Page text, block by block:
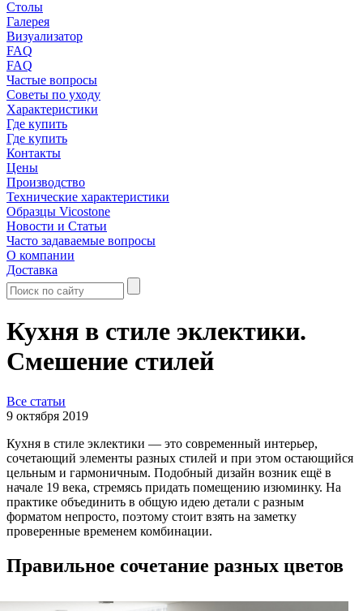
Столы
Галерея
Визуализатор
FAQ
FAQ
Частые вопросы
Советы по уходу
Характеристики
Где купить
Где купить
Контакты
Цены
Производство
Технические характеристики
Образцы Vicostone
Новости и Статьи
Часто задаваемые вопросы
О компании
Доставка
Кухня в стиле эклектики.
Смешение стилей
Все статьи
9 октября 2019
Кухня в стиле эклектики — это современный интерьер,
сочетающий элементы разных стилей и при этом остающийся
цельным и гармоничным. Подобный дизайн возник ещё в
начале 19 века, стремясь придать помещению изюминку. На
практике объединить в общую идею детали с разным
форматом непросто, поэтому стоит взять на заметку
проверенные временем комбинации.
Правильное сочетание разных цветов